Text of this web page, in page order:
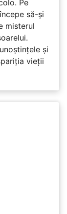
Pe
să-și
misterul
și
vieții